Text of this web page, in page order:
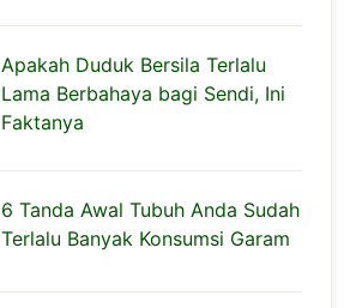
Apakah Duduk Bersila Terlalu
Lama Berbahaya bagi Sendi, Ini
Faktanya
6 Tanda Awal Tubuh Anda Sudah
Terlalu Banyak Konsumsi Garam